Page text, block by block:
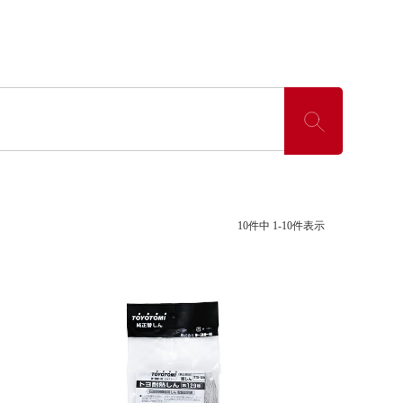
10件中 1-10件表示